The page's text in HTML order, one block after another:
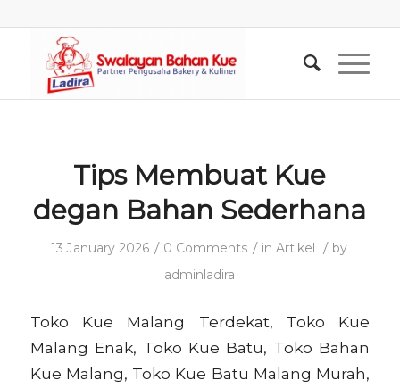
Tips Membuat Kue
degan Bahan Sederhana
13 January 2026 / 0 Comments / inArtikel / by
adminladira
Toko Kue Malang Terdekat, Toko Kue
Malang Enak, Toko Kue Batu, Toko Bahan
Kue Malang, Toko Kue Batu Malang Murah,